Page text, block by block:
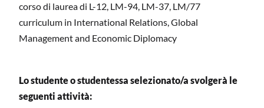
corso di laurea di L-12, LM-94, LM-37, LM/77
curriculum in International Relations, Global
Management and Economic Diplomacy
Lo studente o studentessa selezionato/a svolgerà le
seguenti attività: